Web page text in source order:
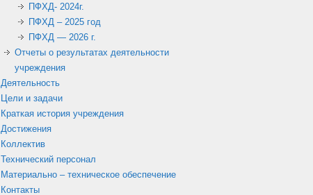
ПФХД- 2024г.
ПФХД – 2025 год
ПФХД — 2026 г.
Отчеты о результатах деятельности
учреждения
Деятельность
Цели и задачи
Краткая история учреждения
Достижения
Коллектив
Технический персонал
Материально – техническое обеспечение
Контакты